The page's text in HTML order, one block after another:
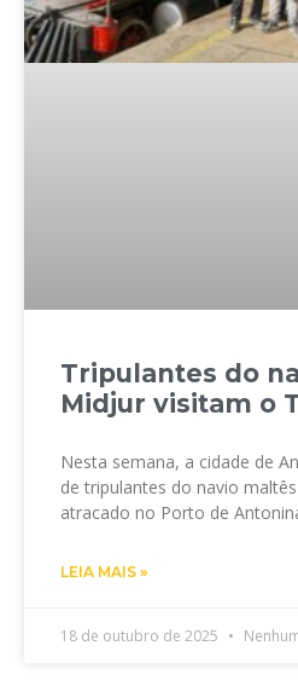
Tripulantes do
Midjur visitam o
Nesta semana, a cidade de
de tripulantes do navio
atracado no Porto de
LEIA MAIS »
18 de outubro de 2025